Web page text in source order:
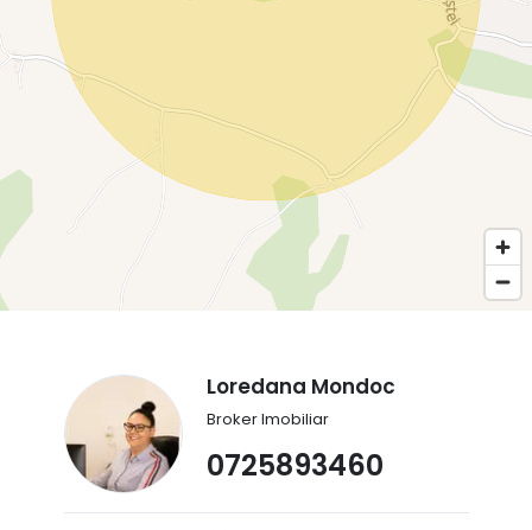
Loredana Mondoc
Broker Imobiliar
0725893460